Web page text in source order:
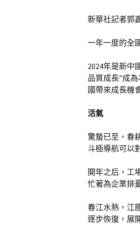
新華社記者郭
一年一度的全
2024年是新中
品質成長”成
國帶來成長機
活氣
驚蟄已至，春
斗極導航可以
開年之后，工
忙著為企業排
春江水熱，江
逐步恢復，展